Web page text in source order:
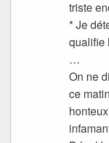
triste
* Je
qualifie
…
On ne
ce